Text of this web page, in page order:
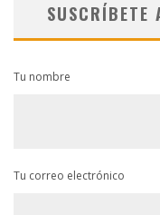
SUSCRÍBETE
Tu nombre
Tu correo electrónico